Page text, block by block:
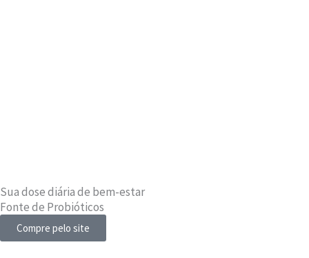
Sua dose diária de bem-estar
Fonte de Probióticos
Compre pelo site